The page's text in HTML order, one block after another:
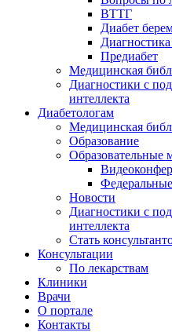
ВТТГ
Диабет
Предиабет
Медицинская
Диагностики с
интеллекта
Диабетологам
Медицинская
Образование
Образовательные
Новости
Диагностики с
интеллекта
Стать
Консультации
По лекарствам
Клиники
Врачи
О портале
Контакты